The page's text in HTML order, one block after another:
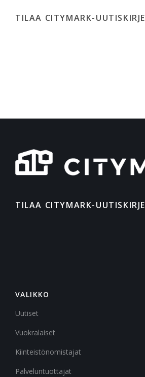
TILAA CITYMARK-UUTISKIRJE
TILAA CITYMARK-UUTISKIRJE
VALIKKO
Uutiset
Vuokralaiset
Kiinteistönomistajat
Palveluntuottajat